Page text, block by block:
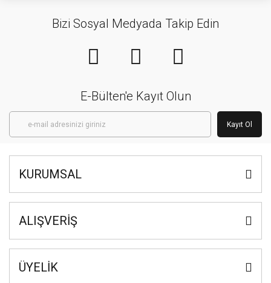
Bizi Sosyal Medyada Takip Edin
E-Bülten'e Kayıt Olun
Kayıt Ol
KURUMSAL
ALIŞVERİŞ
ÜYELİK